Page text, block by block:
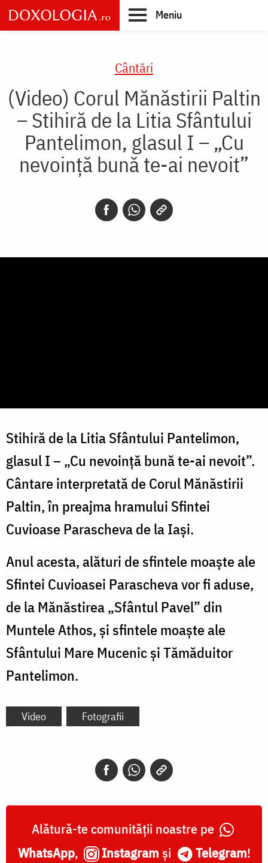
Skip
to
main
Meniu
Cântări
(Video) Corul Mănăstirii Paltin
– Stihiră de la Litia Sfântului
Pantelimon, glasul I – „Cu
nevoință bună te-ai nevoit”
Stihiră de la Litia Sfântului Pantelimon,
glasul I – „Cu nevoință bună te-ai nevoit”.
Cântare interpretată de Corul Mănăstirii
Paltin, în preajma hramului Sfintei
Cuvioase Parascheva de la Iași.
Anul acesta, alături de sfintele moaște ale
Sfintei Cuvioasei Parascheva vor fi aduse,
de la Mănăstirea „Sfântul Pavel” din
Muntele Athos, și sfintele moaște ale
Sfântului Mare Mucenic şi Tămăduitor
Pantelimon.
Video Fotografii
Alătură-te comunității noastre pe
WhatsApp, Instagram și Telegram!